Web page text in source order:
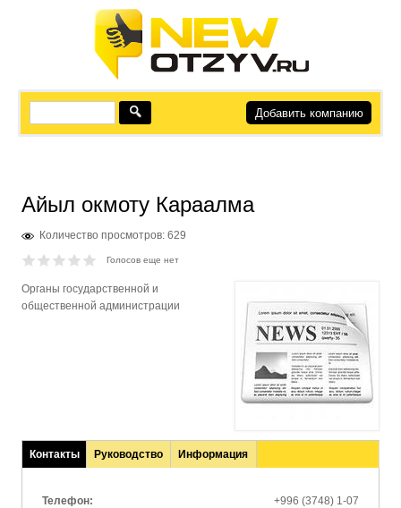
Добавить компанию
Айыл окмоту Караалма
Количество просмотров: 629
Голосов еще нет
Органы государственной и
общественной администрации
Контакты
(активная
Руководство Информация
Телефон:
+996 (3748) 1-07